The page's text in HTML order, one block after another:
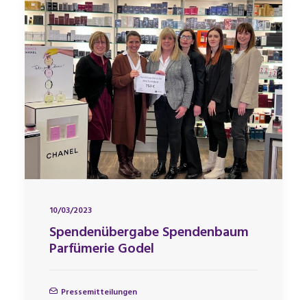
10/03/2023
Spendenübergabe Spendenbaum
Parfümerie Godel
Pressemitteilungen